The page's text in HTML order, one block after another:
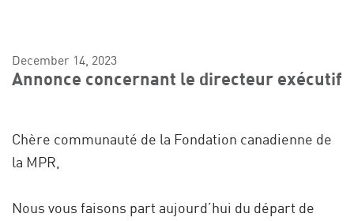
December 14, 2023
Annonce concernant le directeur exécutif
Chère communauté de la Fondation canadienne de
la MPR,
Nous vous faisons part aujourd’hui du départ de